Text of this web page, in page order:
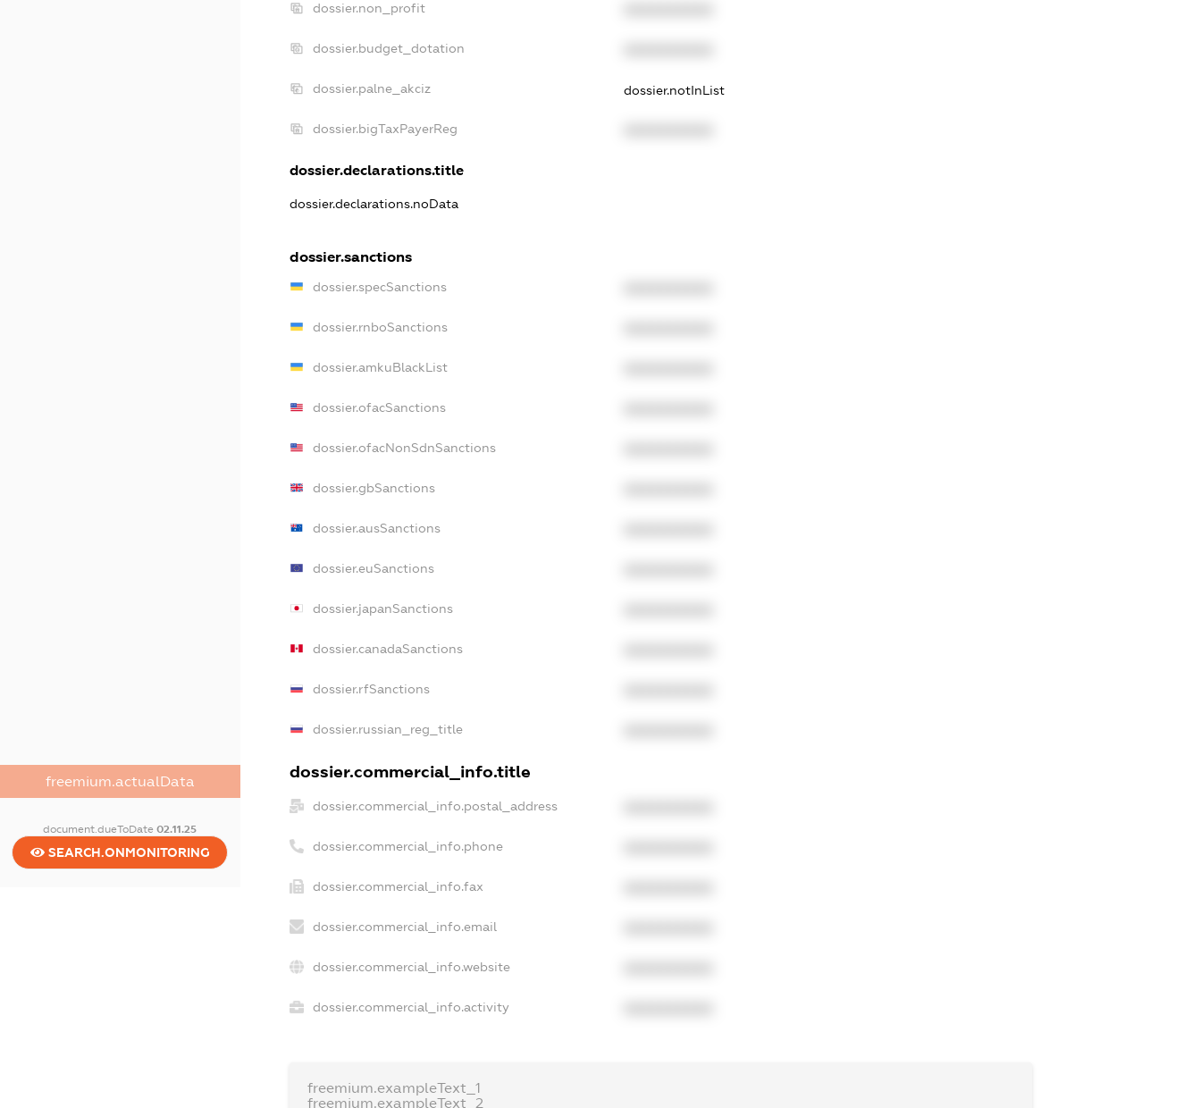
freemium.actualData
document.dueToDate02.11.25
SEARCH.ONMONITORING
dossier.non_profit
dossier.budget_dotation
dossier.palne_akciz dossier.notInList
dossier.bigTaxPayerReg
dossier.declarations.title
dossier.declarations.noData
dossier.sanctions
dossier.specSanctions
dossier.rnboSanctions
dossier.amkuBlackList
dossier.ofacSanctions
dossier.ofacNonSdnSanctions
dossier.gbSanctions
dossier.ausSanctions
dossier.euSanctions
dossier.japanSanctions
dossier.canadaSanctions
dossier.rfSanctions
dossier.russian_reg_title
dossier.commercial_info.title
dossier.commercial_info.postal_address
dossier.commercial_info.phone
dossier.commercial_info.fax
dossier.commercial_info.email
dossier.commercial_info.website
dossier.commercial_info.activity
freemium.exampleText_1
freemium.exampleText_2